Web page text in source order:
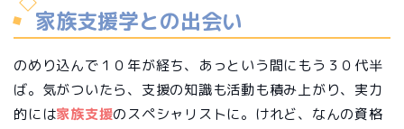
家族支援学との出会い
のめり込んで１０年が経ち、あっという間にもう３０代半
ば。気がついたら、支援の知識も活動も積み上がり、実力
的には家族支援のスペシャリストに。けれど、なんの資格